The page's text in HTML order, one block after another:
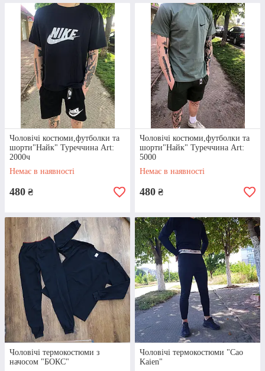
За цей час ми зуміли знайти вітчизняних
та закордонних постачальників, які
пропонують виключно хорошу
продукцію. Який би товар ви не замовили,
вас приємно здивує його якість.
ОПЕРАТИВНІСТЬ
Інтернет-магазин “Еврика” працює з
Завдяки цьому ми надзвичайно
оперативно консультуємо клієнтів,
обробляємо замовлення та здійснюємо
відправки товарів впродовж 24 годин з
моменту узгодження деталей.
Чоловічі костюми,футболки та
шорти"Найк" Туреччина Art:
2000ч
Немає в наявності
480 ₴
Чоловічі костюми,футболки та
шорти"Найк" Туреччина Art:
5000
Немає в наявності
480 ₴
Чоловічі термокостюми з
начосом "БОКС"
Чоловічі термокостюми "Cao
Kaien"